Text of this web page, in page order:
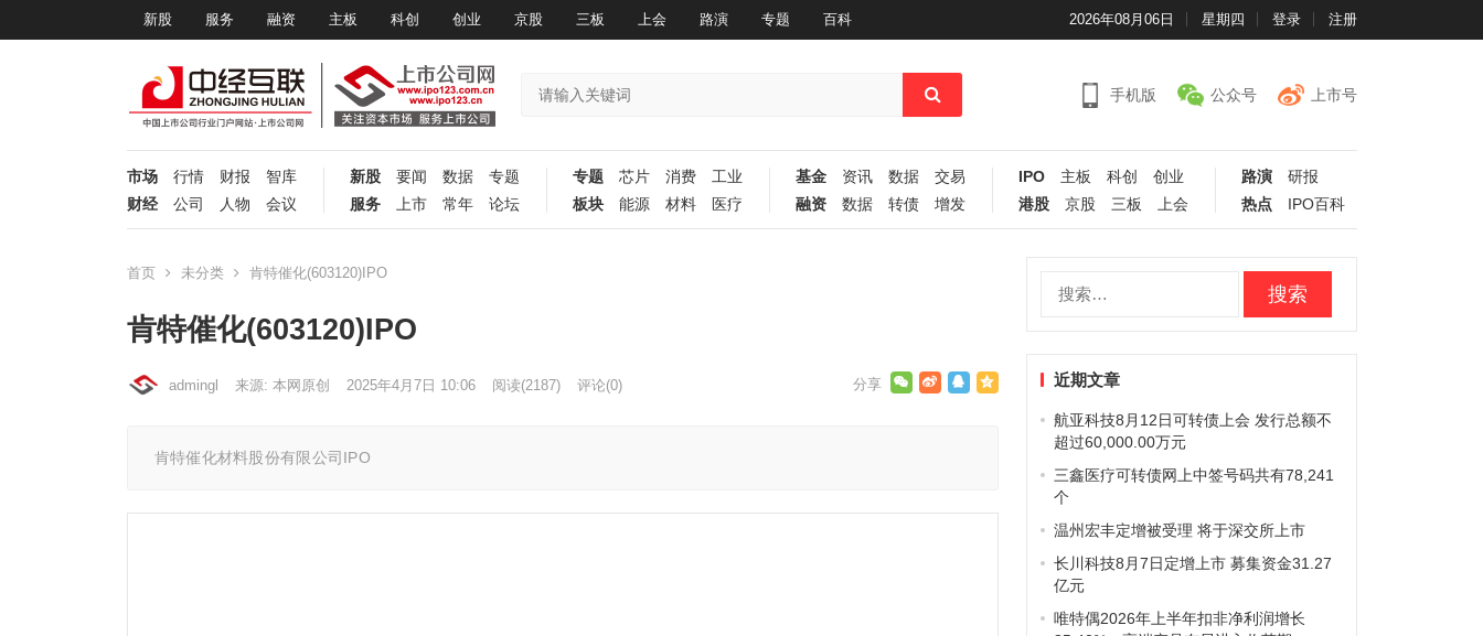
新股 服务 融资 主板 科创 创业 京股 三板 上会 路演 专题 百科 2026年08月06日 星期四 登录 注册
手机版 公众号 上市号
市场 行情 财报
智库
财经
公司 人物 会议
新股 要闻 数据
专题
服务
上市 常年 论坛
专题 芯片 消费
工业
板块
能源 材料 医疗
基金 资讯 数据
交易
融资
数据 转债 增发
IPO 主板 科创
创业
港股
京股 三板 上会
路演
研报
热点
IPO百科
首页 未分类 肯特催化(603120)IPO
肯特催化(603120)IPO
admingl 来源: 本网原创 2025年4月7日 10:06 阅读(2187) 评论(0)
肯特催化材料股份有限公司IPO
近期文章
航亚科技8月12日可转债上会 发行总额不
超过60,000.00万元
三鑫医疗可转债网上中签号码共有78,241
个
温州宏丰定增被受理 将于深交所上市
长川科技8月7日定增上市 募集资金31.27
亿元
唯特偶2026年上半年扣非净利润增长